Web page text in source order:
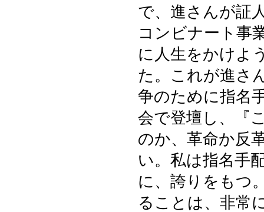
で、進さんが証
コンビナート事
に人生をかけよ
た。これが進さ
争のために指名
会で登壇し、『
のか、革命か反
い。私は指名手
に、誇りをもつ
ることは、非常